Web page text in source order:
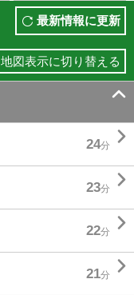
最新情報に更新
地図表示に切り替える

24分 
23分 
22分 
21分 